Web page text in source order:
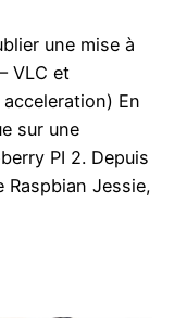
une mise à
VLC et
En
sur une
PI 2. Depuis
Raspbian Jessie,